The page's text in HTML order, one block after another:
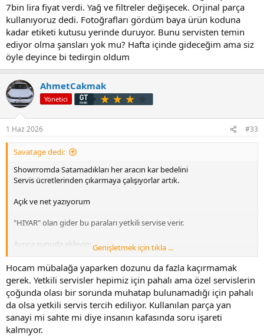
7bin lira fiyat verdi. Yağ ve filtreler değişecek. Orjinal parça
kullanıyoruz dedi. Fotoğrafları gördüm baya ürün koduna
kadar etiketi kutusu yerinde duruyor. Bunu servisten temin
ediyor olma şansları yok mu? Hafta içinde gideceğim ama siz
öyle deyince bi tedirgin oldum
AhmetCakmak
Yönetici
1 Haz 2026 #33
Savatage dedi:
Showrromda Satamadıkları her aracın kar bedelini
Servis ücretlerinden çıkarmaya çalışıyorlar artık.
Açık ve net yazıyorum
"HIYAR" olan gider bu paraları yetkili servise verir.
Ayrıca şunuda ekleyim
Vw-tr satamadığı her türlü aracı
Mecbur oldugu icin getiriyor depolarına otoparklarına yığıyor.
Distrübütörlük anlasması bunu gerektirir.
Vw-AG den her yıl icin mecburi kotayı TR ye cekmek zorundalar
....yoksa anlaşma bozulur. Vw tr ye verilen Kar payları iptal olur
Genişletmek için tıkla ...
Hocam mübalağa yaparken dozunu da fazla kaçırmamak
gerek. Yetkili servisler hepimiz için pahalı ama özel servislerin
çoğunda olası bir sorunda muhatap bulunamadığı için pahalı
da olsa yetkili servis tercih ediliyor. Kullanılan parça yan
sanayi mi sahte mi diye insanın kafasında soru işareti
kalmıyor.